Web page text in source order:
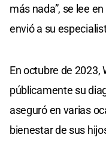
más nada”, se lee
envió a su
En octubre de 2023,
públicamente su
aseguró en varias
bienestar de sus